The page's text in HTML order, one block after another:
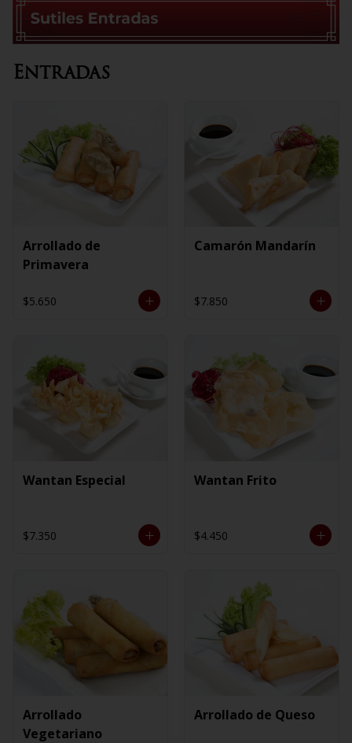
Entradas
Arrollado de
Primavera
$5.650
Camarón Mandarín
$7.850
Wantan Especial
$7.350
Wantan Frito
$4.450
Arrollado
Vegetariano
Arrollado de Queso